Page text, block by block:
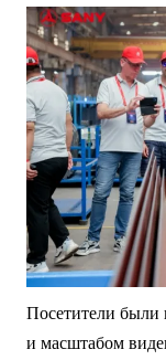
Посетители были
и масштабом